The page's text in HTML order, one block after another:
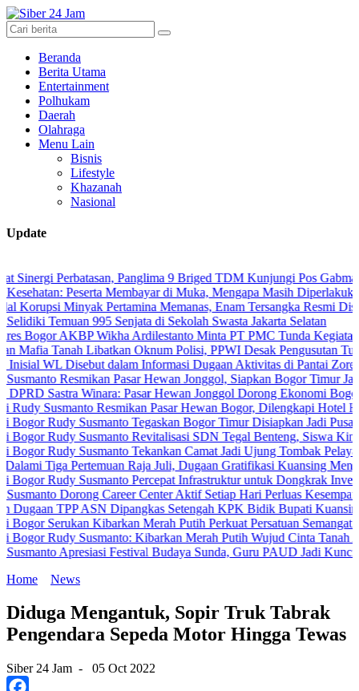
Beranda
Berita Utama
Entertainment
Polhukam
Daerah
Olahraga
Menu Lain
Bisnis
Lifestyle
Khazanah
Nasional
Update
Panglima 9 Briged TDM Kunjungi Pos Gabma Temajuk
Peserta Membayar di Muka, Mengapa Masih Diperlakukan
Minyak Pertamina Memanas, Enam Tersangka Resmi Diseret ke
995 Senjata di Sekolah Swasta Jakarta Selatan
Wikha Ardilestanto Minta PT PMC Tunda Kegiatan Demi
Libatkan Oknum Polisi, PPWI Desak Pengusutan Tuntas
Disebut dalam Informasi Dugaan Aktivitas di Pantai Zore, Bea
Pasar Hewan Jonggol, Siapkan Bogor Timur Jadi Pusat
Winara: Pasar Hewan Jonggol Dorong Ekonomi Bogor Timur
Resmikan Pasar Hewan Bogor, Dilengkapi Hotel Hewan dan
Susmanto Tegaskan Bogor Timur Disiapkan Jadi Pusat
Susmanto Revitalisasi SDN Tegal Benteng, Siswa Kini Belajar
Susmanto Tekankan Camat Jadi Ujung Tombak Pelayanan
Pertemuan Raja Juli, Dugaan Gratifikasi Kuansing Menguat
Susmanto Percepat Infrastruktur untuk Dongkrak Investasi
Career Center Aktif Setiap Hari Perluas Kesempatan Kerja
ASN Dipangkas Setengah KPK Bidik Bupati Kuansing
Kibarkan Merah Putih Perkuat Persatuan Semangat
Susmanto: Kibarkan Merah Putih Wujud Cinta Tanah Air
Apresiasi Festival Budaya Sunda, Guru PAUD Jadi Kunci
Home
News
Diduga Mengantuk, Sopir Truk Tabrak
Pengendara Sepeda Motor Hingga Tewas
Siber 24 Jam - 05 Oct 2022